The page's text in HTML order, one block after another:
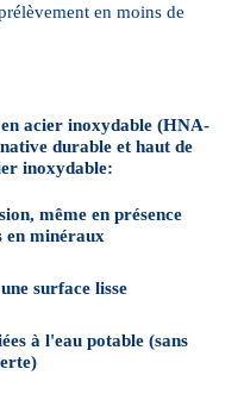
en moins de
acier inoxydable (HNA-
durable et haut de
inoxydable:
même en présence
en minéraux
surface lisse
à l'eau potable (sans